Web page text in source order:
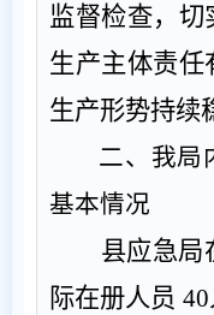
监督检查，
生产主体责任
生产形势持续
二、我局
基本情况
县应急局
际在册人员 40